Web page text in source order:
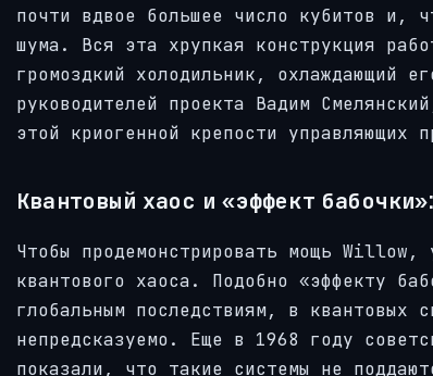
почти вдвое большее число кубитов и,
шума. Вся эта хрупкая конструкция
громоздкий холодильник, охлаждающий
руководителей проекта Вадим
этой криогенной крепости управляющих
Квантовый хаос и «эффект
Чтобы продемонстрировать мощь
квантового хаоса. Подобно «эффекту
глобальным последствиям, в квантовых
непредсказуемо. Еще в 1968 году
показали, что такие системы не